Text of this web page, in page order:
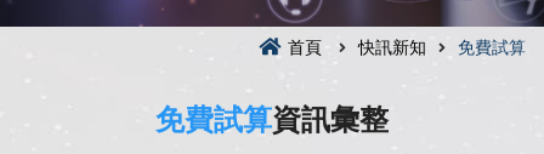
首頁 快訊新知 免費試算
免費試算資訊彙整